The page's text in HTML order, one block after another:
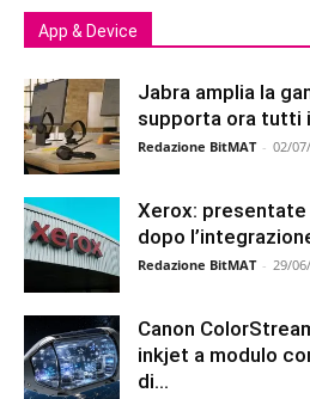
App & Device
Jabra amplia la
supporta ora tutti
Redazione BitMAT - 02/
Xerox:
dopo
Redazione BitMAT - 29/
Canon
inkjet a modulo
di...